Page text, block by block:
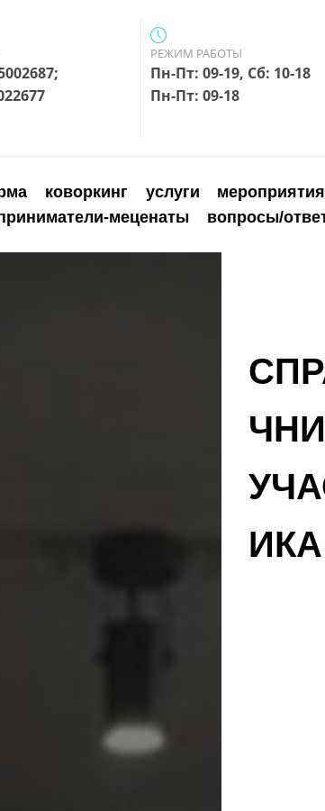
РЕЖИМ РАБОТЫ
Пн-Пт: 09-19, Сб: 10-18
Пн-Пт: 09-18
коворкинг услуги мероприятия
меценаты
вопросы/
ИКА